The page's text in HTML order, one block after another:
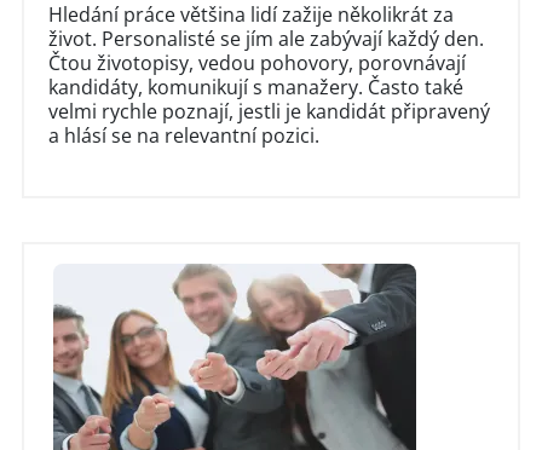
Hledání práce většina lidí zažije několikrát za
život. Personalisté se jím ale zabývají každý den.
Čtou životopisy, vedou pohovory, porovnávají
kandidáty, komunikují s manažery. Často také
velmi rychle poznají, jestli je kandidát připravený
a hlásí se na relevantní pozici.